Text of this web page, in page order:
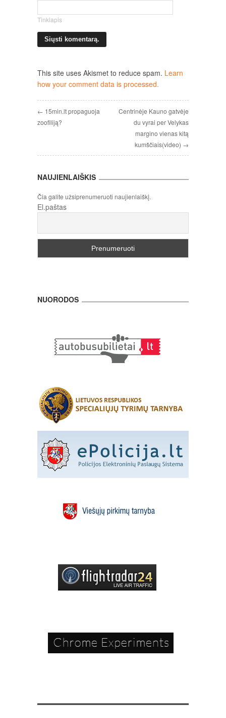
Tinklapis
This site uses Akismet to reduce spam. Learn
how your comment data is processed.
← 15min.lt propaguoja
zoofiliją?
Centrinėje Kauno gatvėje
du vyrai per Velykas
margino vienas kitą
kumščiais(video) →
NAUJIENLAIŠKIS
Čia galite užsiprenumeruoti naujienlaiškį.
El.paštas
NUORODOS